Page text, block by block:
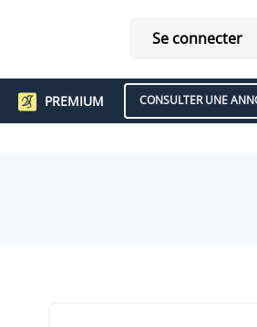
Se connecter
PREMIUM CONSULTER UNE